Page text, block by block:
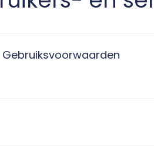
Gebruiksvoorwaarden